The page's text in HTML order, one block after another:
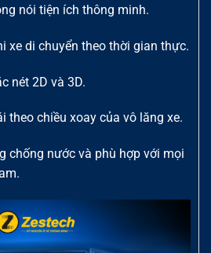
nói tiện ích thông minh.
xe di chuyển theo thời gian thực.
nét 2D và 3D.
theo chiều xoay của vô lăng xe.
chống nước và phù hợp với mọi